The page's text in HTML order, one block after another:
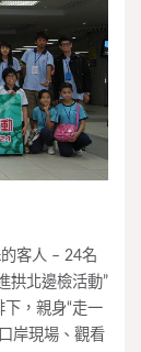
客人 – 24名
拱北邊檢活動”
，親身“走一
岸現場、觀看